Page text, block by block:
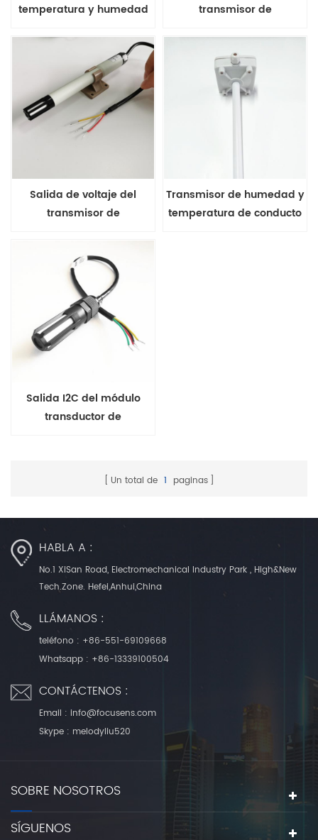
temperatura y humedad
V2 Salida de 4-20ma
transmisor de
FHT31
Salida de voltaje del
transmisor de
V2
Transmisor de humedad y
temperatura de conducto
Salida I2C del módulo
transductor de
Un total de 1 paginas
HABLA A :
No.1 XiSan Road, Electromechanical Industry Park , High&New
Tech.Zone. Hefei,Anhui,China
LLÁMANOS :
teléfono : +86-551-69109668
Whatsapp : +86-13339100504
CONTÁCTENOS :
Email : info@focusens.com
Skype : melodyliu520
SOBRE NOSOTROS
SÍGUENOS